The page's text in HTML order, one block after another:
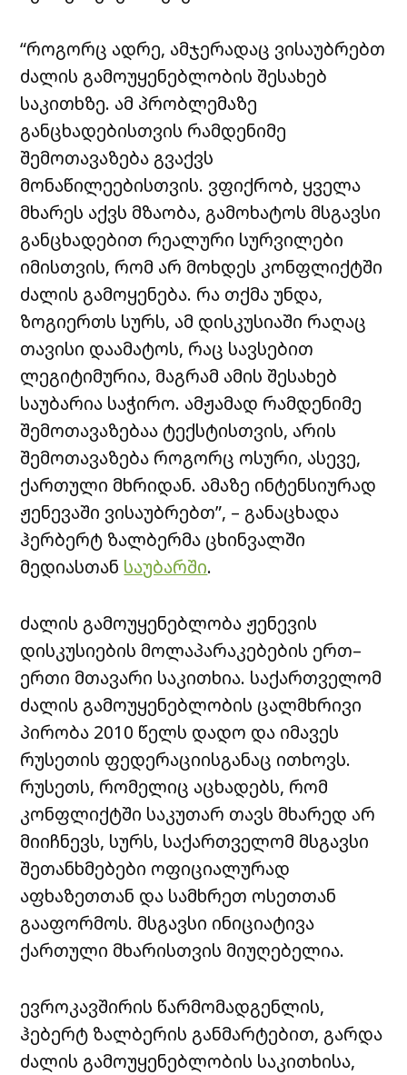
“როგორც ადრე, ამჯერადაც ვისაუბრებთ
ძალის გამოუყენებლობის შესახებ
საკითხზე. ამ პრობლემაზე
განცხადებისთვის რამდენიმე
შემოთავაზება გვაქვს
მონაწილეებისთვის. ვფიქრობ, ყველა
მხარეს აქვს მზაობა, გამოხატოს მსგავსი
განცხადებით რეალური სურვილები
იმისთვის, რომ არ მოხდეს კონფლიქტში
ძალის გამოყენება. რა თქმა უნდა,
ზოგიერთს სურს, ამ დისკუსიაში რაღაც
თავისი დაამატოს, რაც სავსებით
ლეგიტიმურია, მაგრამ ამის შესახებ
საუბარია საჭირო. ამჟამად რამდენიმე
შემოთავაზებაა ტექსტისთვის, არის
შემოთავაზება როგორც ოსური, ასევე,
ქართული მხრიდან. ამაზე ინტენსიურად
ჟენევაში ვისაუბრებთ”, – განაცხადა
ჰერბერტ ზალბერმა ცხინვალში
მედიასთან საუბარში.
ძალის გამოუყენებლობა ჟენევის
დისკუსიების მოლაპარაკებების ერთ–
ერთი მთავარი საკითხია. საქართველომ
ძალის გამოუყენებლობის ცალმხრივი
პირობა 2010 წელს დადო და იმავეს
რუსეთის ფედერაციისგანაც ითხოვს.
რუსეთს, რომელიც აცხადებს, რომ
კონფლიქტში საკუთარ თავს მხარედ არ
მიიჩნევს, სურს, საქართველომ მსგავსი
შეთანხმებები ოფიციალურად
აფხაზეთთან და სამხრეთ ოსეთთან
გააფორმოს. მსგავსი ინიციატივა
ქართული მხარისთვის მიუღებელია.
ევროკავშირის წარმომადგენლის,
ჰებერტ ზალბერის განმარტებით, გარდა
ძალის გამოუყენებლობის საკითხისა,